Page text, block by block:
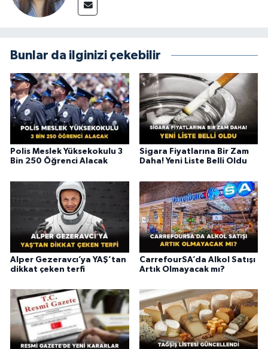
Bunlar da ilginizi çekebilir
Polis Meslek Yüksekokulu 3
Bin 250 Öğrenci Alacak
Sigara Fiyatlarına Bir Zam
Daha! Yeni Liste Belli Oldu
Alper Gezeravcı’ya YAŞ’tan
dikkat çeken terfi
CarrefourSA’da Alkol Satışı
Artık Olmayacak mı?